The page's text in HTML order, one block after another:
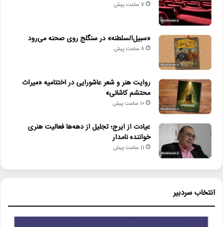
جشنواره_موسیقی
موسیقی_فولکلور
موسیقی_نواحی
7 ساعت پیش
«سبیل‌السلطنه» در سنگلج روی صحنه می‌رود
8 ساعت پیش
روایت هنر و شعر عاشورایی در اختتامیه «میراث
محتشم کاشانی»
10 ساعت پیش
عیادت از ایرج؛ تجلیل از دهه‌ها فعالیت هنری
خواننده نامدار
11 ساعت پیش
انتخاب سردبیر